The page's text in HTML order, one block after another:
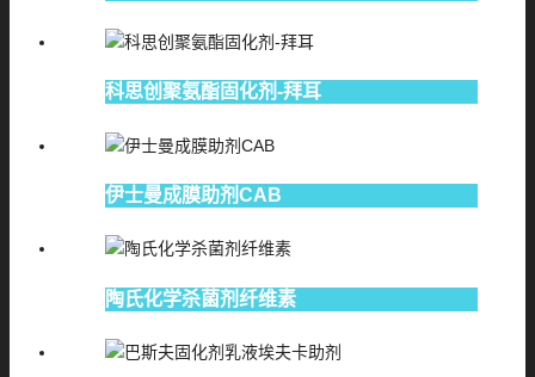
科思创聚氨酯固化剂-拜耳
伊士曼成膜助剂CAB
陶氏化学杀菌剂纤维素